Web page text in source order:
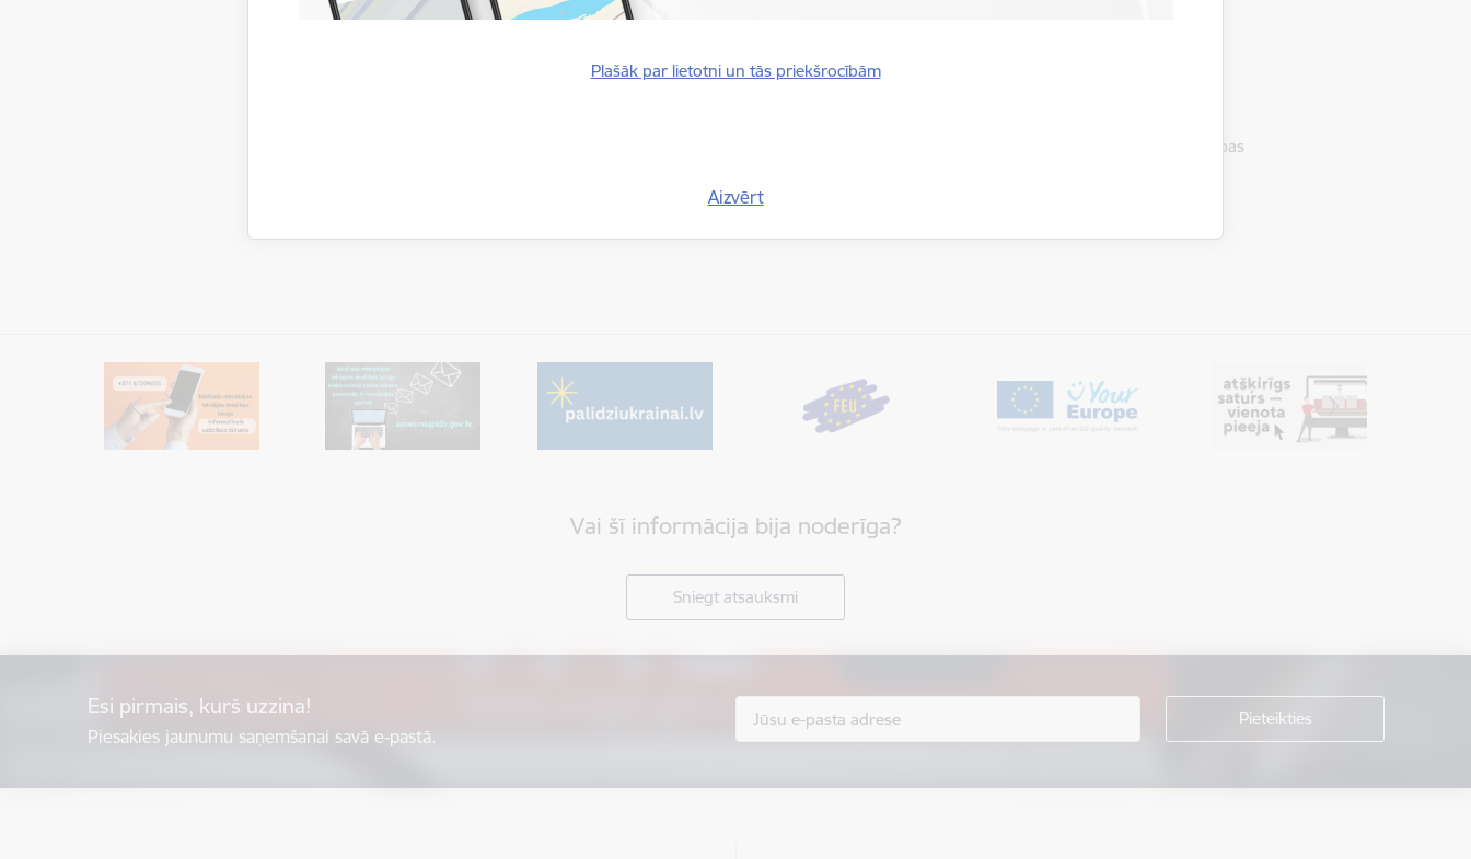
Plašāk par lietotni un tās priekšrocībām
Aizvērt
Nacionālais kontaktpunkts
Valsts ugunsdzēsības un glābšanas dienests ir Eiropas Savienības civilās aizsardzības mehānisma (UCPM)
Vienlaikus, atbilstoši Ministru kabineta 2017. gada 12. decembra noteikumiem Nr. 723 "Valsts civilās aizsardzības
Vai šī informācija bija noderīga?
Sniegt atsauksmi
Esi pirmais, kurš uzzina!
Piesakies jaunumu saņemšanai savā e-pastā.